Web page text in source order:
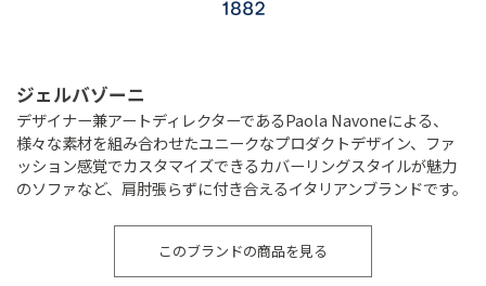
ジェルバゾーニ
デザイナー兼アートディレクターであるPaola Navoneによる、
様々な素材を組み合わせたユニークなプロダクトデザイン、ファ
ッション感覚でカスタマイズできるカバーリングスタイルが魅力
のソファなど、肩肘張らずに付き合えるイタリアンブランドです。
このブランドの商品を見る